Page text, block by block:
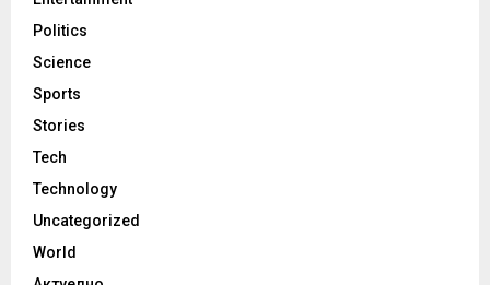
Politics
Science
Sports
Stories
Tech
Technology
Uncategorized
World